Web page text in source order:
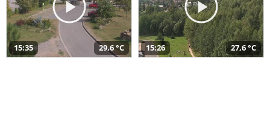
15:35 29,6 °C 15:26 27,6 °C